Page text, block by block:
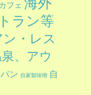
フェ
ラン等
・レス
、アウ
ン 自家製味噌 自